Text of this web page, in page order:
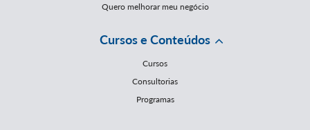
Quero melhorar meu negócio
Cursos e Conteúdos
Cursos
Consultorias
Programas